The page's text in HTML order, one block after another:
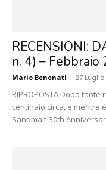
RECENSIONI:
n. 4) – Febbraio
Mario Benenati - 27 Luglio
RIPROPOSTA Dopo
centinaio circa, e mentre
Sandman 30th